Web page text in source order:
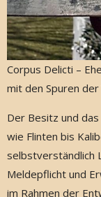
Corpus Delicti –
mit den Spuren
Der Besitz und
wie Flinten bis
selbstverständlich
Meldepflicht und
im Rahmen der